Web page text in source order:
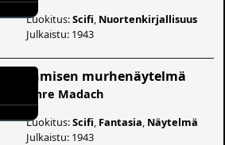
Luokitus:Scifi Nuortenkirjallisuus
Julkaistu: 1943
Ihmisen murhenäytelmä
Imre Madach
Luokitus:Scifi Fantasia Näytelmä
Julkaistu: 1943